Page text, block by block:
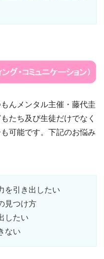
んメンタル主催・藤代圭
たち及び生徒だけでなく
可能です。下記のお悩み
を引き出したい
見つけ方
したい
ない